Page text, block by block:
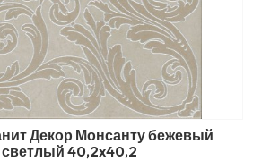
Декор Монсанту бежевый
светлый 40,2x40,2